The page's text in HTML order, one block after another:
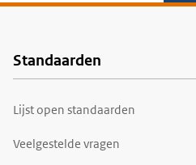
Voet
Standaarden
Lijst open standaarden
Veelgestelde vragen